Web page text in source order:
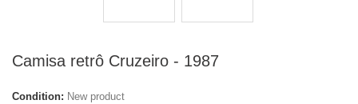
Camisa retrô Cruzeiro - 1987
Condition: New product